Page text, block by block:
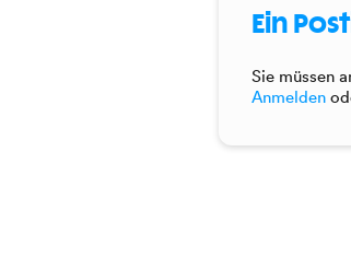
Ein
Sie müssen
Anmelden